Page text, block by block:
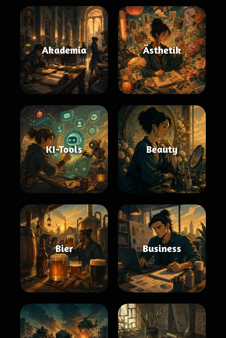
Akademia Ästhetik
KI-Tools Beauty
Bier Business